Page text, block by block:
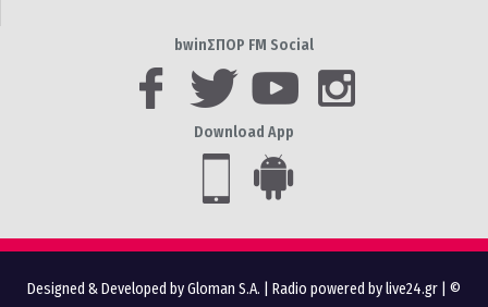
bwinΣΠΟΡ FM Social
Download App
Designed & Developed by Gloman S.A. Radio powered by live24.gr | ©